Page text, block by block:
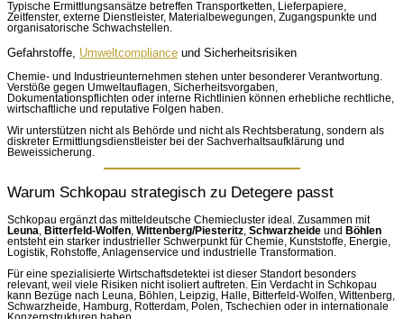
Typische Ermittlungsansätze betreffen Transportketten, Lieferpapiere,
Zeitfenster, externe Dienstleister, Materialbewegungen, Zugangspunkte und
organisatorische Schwachstellen.
Gefahrstoffe, Umweltcompliance und Sicherheitsrisiken
Chemie- und Industrieunternehmen stehen unter besonderer Verantwortung.
Verstöße gegen Umweltauflagen, Sicherheitsvorgaben,
Dokumentationspflichten oder interne Richtlinien können erhebliche rechtliche,
wirtschaftliche und reputative Folgen haben.
Wir unterstützen nicht als Behörde und nicht als Rechtsberatung, sondern als
diskreter Ermittlungsdienstleister bei der Sachverhaltsaufklärung und
Beweissicherung.
Warum Schkopau strategisch zu Detegere passt
Schkopau ergänzt das mitteldeutsche Chemiecluster ideal. Zusammen mit
Leuna
Bitterfeld-Wolfen Wittenberg/Piesteritz Schwarzheide und Böhlen
entsteht ein starker industrieller Schwerpunkt für Chemie, Kunststoffe, Energie,
Logistik, Rohstoffe, Anlagenservice und industrielle Transformation.
Für eine spezialisierte Wirtschaftsdetektei ist dieser Standort besonders
relevant, weil viele Risiken nicht isoliert auftreten. Ein Verdacht in Schkopau
kann Bezüge nach Leuna, Böhlen, Leipzig, Halle, Bitterfeld-Wolfen, Wittenberg,
Schwarzheide, Hamburg, Rotterdam, Polen, Tschechien oder in internationale
Konzernstrukturen haben.